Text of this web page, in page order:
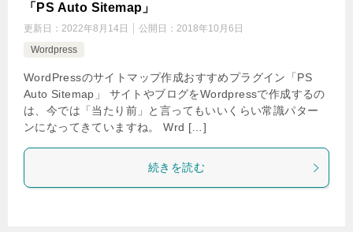
「PS Auto Sitemap」
更新日： 2022年8月14日 公開日： 2018年10月6日
Wordpress
WordPressのサイトマップ作成おすすめプラグイン「PS
Auto Sitemap」 サイトやブログをWordpressで作成するの
は、今では「当たり前」と言ってもいいくらい常識パター
ンになってきていますね。 Wrd […]
続きを読む